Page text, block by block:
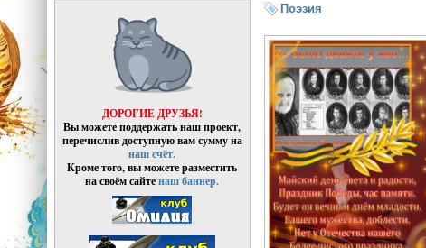
Поэзия
ДОРОГИЕ ДРУЗЬЯ!
Вы можете поддержать наш проект,
перечислив доступную вам сумму на
наш счёт.
Кроме того, вы можете разместить
на своём сайтенаш баннер.